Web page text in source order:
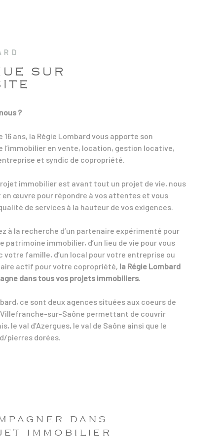
SUR
?
16 ans, la Régie Lombard vous apporte son
l’immobilier en vente, location, gestion locative,
et syndic de copropriété.
immobilier est avant tout un projet de vie, nous
œuvre pour répondre à vos attentes et vous
de services à la hauteur de vos exigences.
à la recherche d’un partenaire expérimenté pour
patrimoine immobilier, d’un lieu de vie pour vous
votre famille, d’un local pour votre entreprise ou
actif pour votre copropriété, la Régie Lombard
dans tous vos projets immobiliers.
ce sont deux agences situées aux coeurs de
Villefranche-sur-Saône permettant de couvrir
le val d’Azergues, le val de Saône ainsi que le
pierres dorées.
DANS
IMMOBILIER